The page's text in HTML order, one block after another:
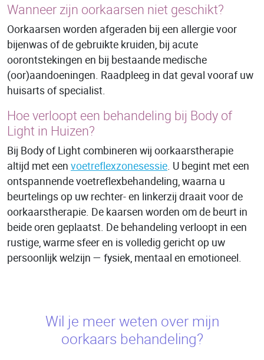
Wanneer zijn oorkaarsen niet geschikt?
Oorkaarsen worden afgeraden bij een allergie voor
bijenwas of de gebruikte kruiden, bij acute
oorontstekingen en bij bestaande medische
(oor)aandoeningen. Raadpleeg in dat geval vooraf uw
huisarts of specialist.
Hoe verloopt een behandeling bij Body of
Light in Huizen?
Bij Body of Light combineren wij oorkaarstherapie
altijd met een voetreflexzonesessie. U begint met een
ontspannende voetreflexbehandeling, waarna u
beurtelings op uw rechter- en linkerzij draait voor de
oorkaarstherapie. De kaarsen worden om de beurt in
beide oren geplaatst. De behandeling verloopt in een
rustige, warme sfeer en is volledig gericht op uw
persoonlijk welzijn — fysiek, mentaal en emotioneel.
Wil je meer weten over mijn
oorkaars behandeling?